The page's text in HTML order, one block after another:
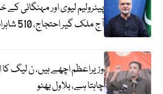
پیٹرولیم لیوی اور مہنگائی
آج ملک گیر احتجاج، 510 شاہراہوں پر دھرنوں کا اعلان
وزیراعظم اچھے ہیں، ن لیگ کا
چاہتا ہے، بلاول بھٹو